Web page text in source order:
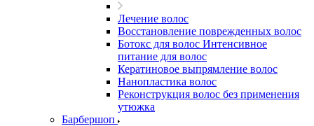
Лечение волос
Восстановление поврежденных волос
Бoтокс для волос Интенсивное
питание для волос
Кератиновое выпрямление волос
Нанопластика волос
Реконструкция волос без применения
утюжка
Барбершоп